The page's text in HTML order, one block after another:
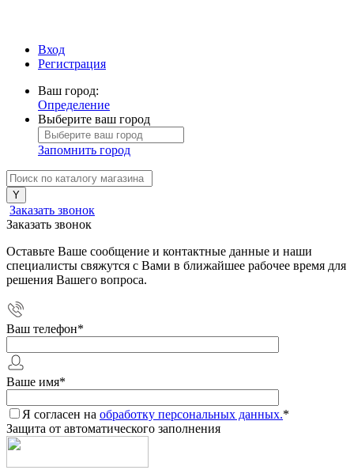
Вход
Регистрация
Ваш город:
Определение
Выберите ваш город
Запомнить город
Заказать звонок
Заказать звонок
Оставьте Ваше сообщение и контактные данные и наши
специалисты свяжутся с Вами в ближайшее рабочее время для
решения Вашего вопроса.
Ваш телефон*
Ваше имя*
Я согласен на обработку персональных данных.*
Защита от автоматического заполнения